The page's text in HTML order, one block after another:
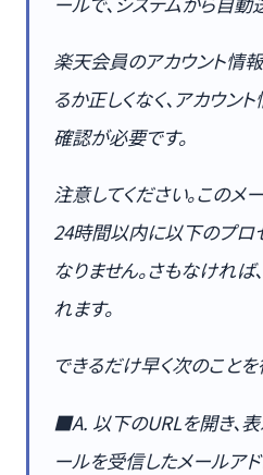
楽天会員のアカウント情
るか正しくなく、アカウン
確認が必要です。
注意してください。このメ
24時間以内に以下のプロ
なりません。さもなければ
れます。
できるだけ早く次のことを
■A. 以下のURLを開き、
ールを受信したメールアド